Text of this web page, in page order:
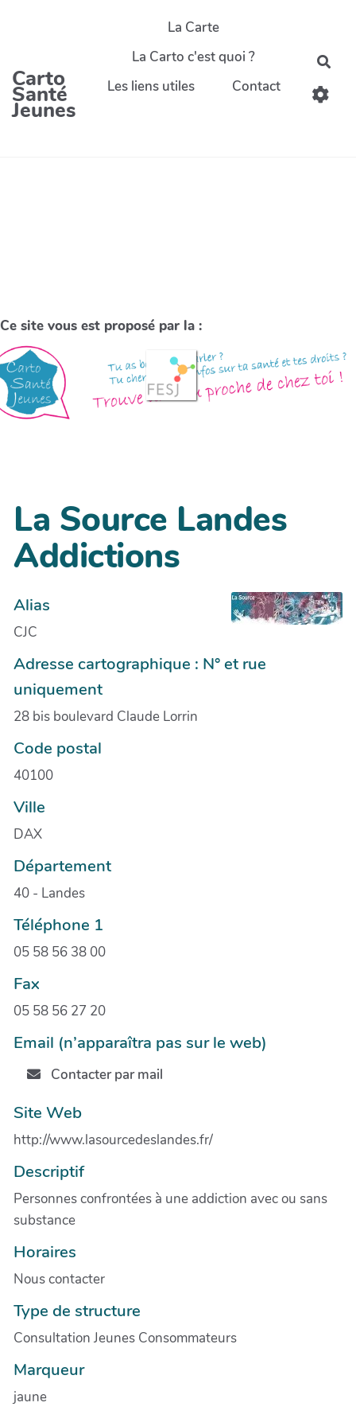
Carto
Santé
Jeunes
La Carte
La Carto c'est quoi ?
Les liens utiles
Contact
Ce site vous est proposé par la :
La Source Landes
Addictions
Alias
CJC
Adresse cartographique : N° et rue
uniquement
28 bis boulevard Claude Lorrin
Code postal
40100
Ville
DAX
Département
40 - Landes
Téléphone 1
05 58 56 38 00
Fax
05 58 56 27 20
Email (n’apparaîtra pas sur le web)
Contacter par mail
Site Web
http://www.lasourcedeslandes.fr/
Descriptif
Personnes confrontées à une addiction avec ou sans
substance
Horaires
Nous contacter
Type de structure
Consultation Jeunes Consommateurs
Marqueur
jaune